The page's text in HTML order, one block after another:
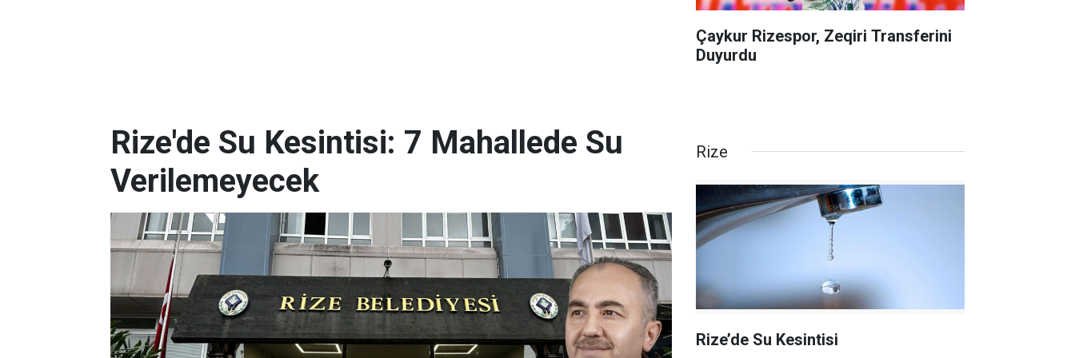
Çaykur Rizespor, Zeqiri Transferini
Duyurdu
Rize'de Su Kesintisi: 7 Mahallede Su
Verilemeyecek
Rize
Rize’de Su Kesintisi